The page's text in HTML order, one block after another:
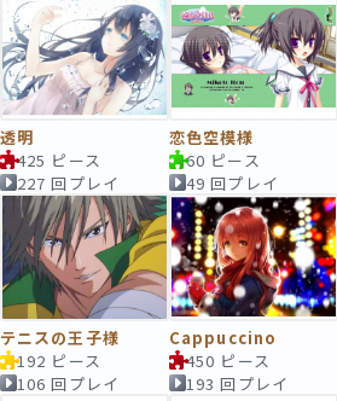
透明
425 ピース
227 回プレイ
恋色空模様
60 ピース
49 回プレイ
テニスの王子様
192 ピース
106 回プレイ
Cappuccino
450 ピース
193 回プレイ